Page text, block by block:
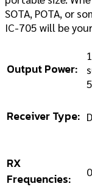
SOTA, POTA, or
IC-705 will be
Output Power:
Receiver Type:
RX
Frequencies: